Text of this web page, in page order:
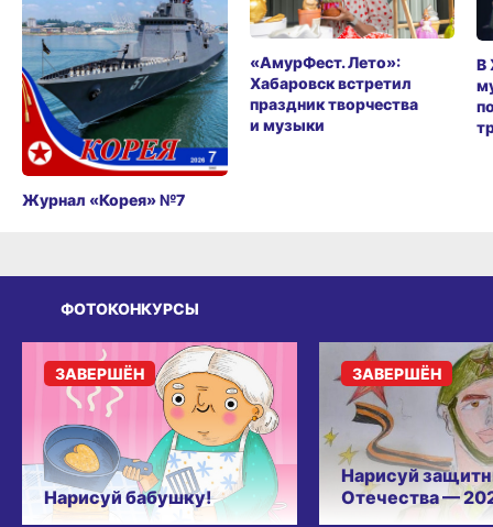
Журнал «Корея» №7
«АмурФест. Лето»:
Хабаровск встретил
праздник творчества
и музыки
В
ФОТОКОНКУРСЫ
Нарисуй бабушку!
ЗАВЕРШЁН
Нарисуй
Отечества —
ЗАВЕРШЁН